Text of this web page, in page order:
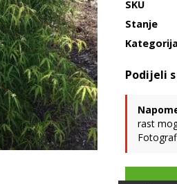
SKU
Stanje
Kategorija
rast